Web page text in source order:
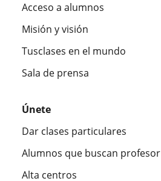
Acceso a alumnos
Misión y visión
Tusclases en el mundo
Sala de prensa
Únete
Dar clases particulares
Alumnos que buscan profesor
Alta centros